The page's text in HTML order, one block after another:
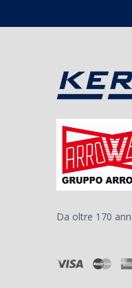
Da oltre 170